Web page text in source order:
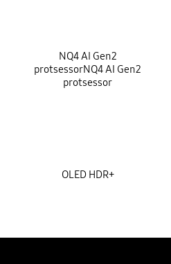
NQ4 AI Gen2
protsessorNQ4 AI Gen2
protsessor
OLED HDR+